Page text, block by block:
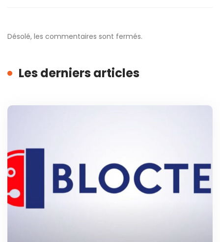
Désolé, les commentaires sont fermés.
Les derniers articles